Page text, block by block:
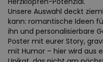
Unsere Auswahl deckt
kann: romantische Ideen
ihn und personalisierbare
Poster mit eurer Story,
mit Humor – hier wird aus